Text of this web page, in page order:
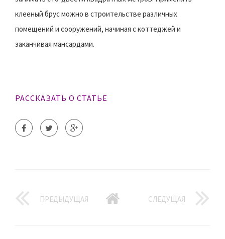
клееный брус можно в строительстве различных
помещений и сооружений, начиная с коттеджей и
заканчивая мансардами.
РАССКАЗАТЬ О СТАТЬЕ
ПРЕДЫДУЩАЯ СЛЕДУЩАЯ